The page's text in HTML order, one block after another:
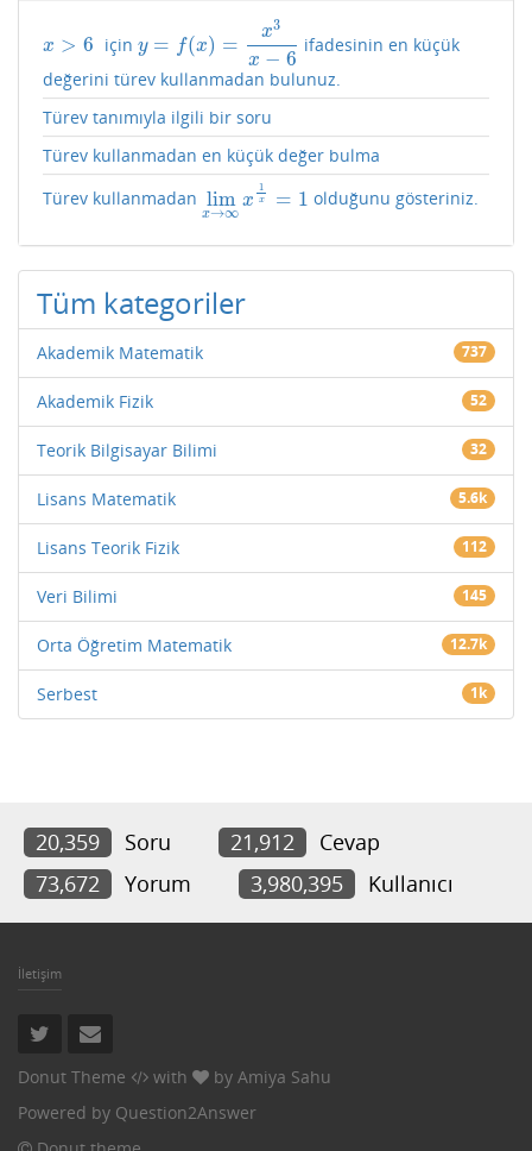
x > 6
x> 6 için y = f(x) = x3
x − 6
y=f(x =x3x −6
ifadesinin en küçük
değerini türev kullanmadan bulunuz.
Türev tanımıyla ilgili bir soru
Türev kullanmadan en küçük değer bulma
Türev kullanmadan lim
x→∞
x
1
x = 1
limx→∞x 1x= 1 olduğunu gösteriniz.
Tüm kategoriler
Akademik Matematik 737
Akademik Fizik 52
Teorik Bilgisayar Bilimi 32
Lisans Matematik 5.6k
Lisans Teorik Fizik 112
Veri Bilimi 145
Orta Öğretim Matematik 12.7k
Serbest 1k
20,359 Soru 21,912
Cevap
73,672
Yorum 3,980,395 Kullanıcı
İletişim
Donut Theme with by Amiya Sahu
Powered by Question2Answer